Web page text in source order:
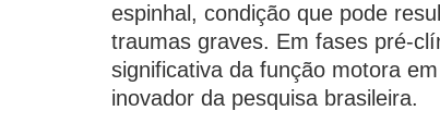
espinhal, condição que pode
traumas graves. Em fases pré-
significativa da função motora
inovador da pesquisa brasileira.